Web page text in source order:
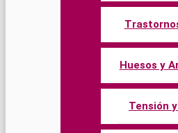
Huesos y
Tensión